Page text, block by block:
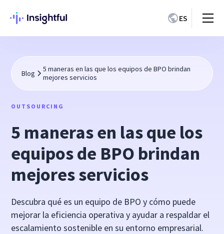
ES
Blog
5 maneras en las que los equipos de BPO brindan
mejores servicios
OUTSOURCING
5 maneras en las que los
equipos de BPO brindan
mejores servicios
Descubra qué es un equipo de BPO y cómo puede
mejorar la eficiencia operativa y ayudar a respaldar el
escalamiento sostenible en su entorno empresarial.